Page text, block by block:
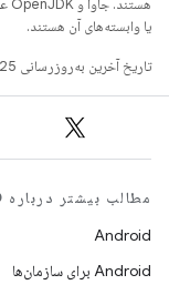
یا وابسته‌های آن هستند.
تاریخ آخرین به‌روزرسانی 2025-07-29 به‌وقت ساعت هماهنگ جهانی.
مطالب بیشتر درباره ANDROID
Android
Android برای سازمان‌ها